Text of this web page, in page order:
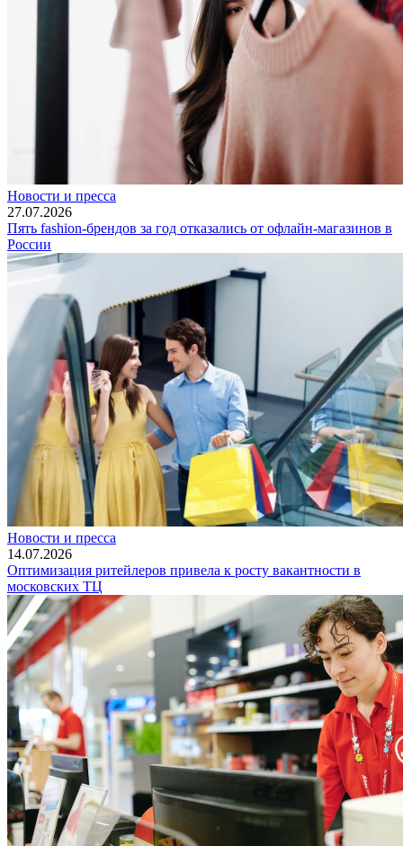
Новости и пресса
27.07.2026
Пять fashion-брендов за год отказались от офлайн-магазинов в
России
Новости и пресса
14.07.2026
Оптимизация ритейлеров привела к росту вакантности в
московских ТЦ